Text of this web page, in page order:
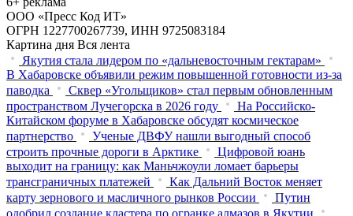
ООО «Пресс Код ИТ»
ОГРН 1227700267739, ИНН 9725083184
Картина дня Вся лента
Якутия стала лидером по «дальневосточным гектарам»
В Хабаровске объявили режим повышенной готовности из‑за
паводка
Сквер «Угольщиков» стал первым обновленным
пространством Лучегорска в 2026 году
На Российско-
Китайском форуме в Хабаровске обсудят космическое
партнерство
Ученые ДВФУ нашли выгодный способ
строить прочные дороги в Арктике
Цифровой юань
выходит на границу: как Маньчжоули ломает барьеры
трансграничных платежей
Как Дальний Восток меняет
карту зернового и масличного рынков России
Путин
одобрил создание кластера по огранке алмазов в Якутии